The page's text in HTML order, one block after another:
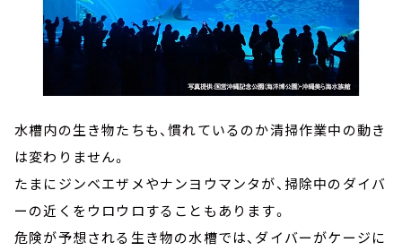
水槽内の生き物たちも、慣れているのか清掃作業中の動き
は変わりません。
たまにジンベエザメやナンヨウマンタが、掃除中のダイバ
ーの近くをウロウロすることもあります。
危険が予想される生き物の水槽では、ダイバーがケージに